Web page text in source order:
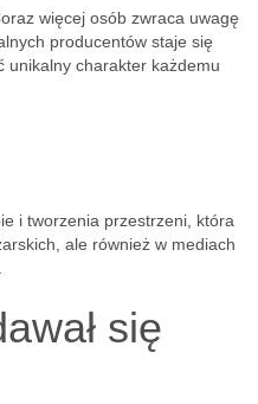
więcej osób zwraca uwagę
producentów staje się
unikalny charakter każdemu
i tworzenia przestrzeni, która
ale również w mediach
się